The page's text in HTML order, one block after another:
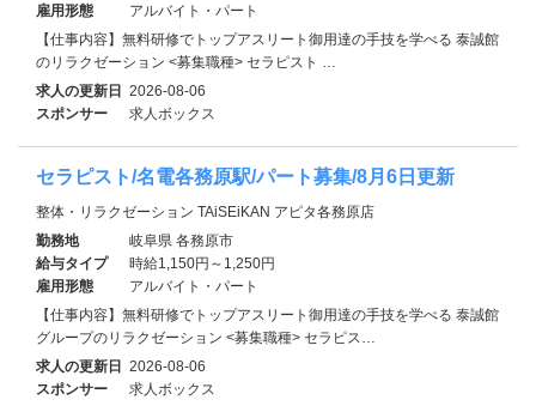
雇用形態
アルバイト・パート
【仕事内容】無料研修でトップアスリート御用達の手技を学べる 泰誠館
のリラクゼーション <募集職種> セラピスト …
求人の更新日 2026-08-06
スポンサー
求人ボックス
セラピスト/名電各務原駅/パート募集/8月6日更新
整体・リラクゼーション TAiSEiKAN アピタ各務原店
勤務地
岐阜県 各務原市
給与タイプ
時給1,150円～1,250円
雇用形態
アルバイト・パート
【仕事内容】無料研修でトップアスリート御用達の手技を学べる 泰誠館
グループのリラクゼーション <募集職種> セラピス…
求人の更新日 2026-08-06
スポンサー
求人ボックス